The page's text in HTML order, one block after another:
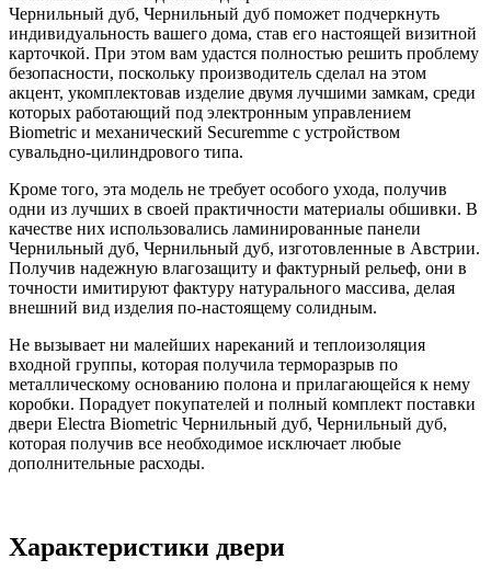
Чернильный дуб, Чернильный дуб поможет подчеркнуть
индивидуальность вашего дома, став его настоящей визитной
карточкой. При этом вам удастся полностью решить проблему
безопасности, поскольку производитель сделал на этом
акцент, укомплектовав изделие двумя лучшими замкам, среди
которых работающий под электронным управлением
Biometric и механический Securemme с устройством
сувальдно-цилиндрового типа.
Кроме того, эта модель не требует особого ухода, получив
одни из лучших в своей практичности материалы обшивки. В
качестве них использовались ламинированные панели
Чернильный дуб, Чернильный дуб, изготовленные в Австрии.
Получив надежную влагозащиту и фактурный рельеф, они в
точности имитируют фактуру натурального массива, делая
внешний вид изделия по-настоящему солидным.
Не вызывает ни малейших нареканий и теплоизоляция
входной группы, которая получила терморазрыв по
металлическому основанию полона и прилагающейся к нему
коробки. Порадует покупателей и полный комплект поставки
двери Electra Biometric Чернильный дуб, Чернильный дуб,
которая получив все необходимое исключает любые
дополнительные расходы.
Характеристики двери